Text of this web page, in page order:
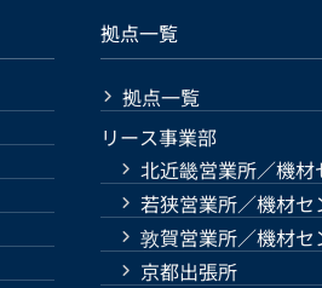
拠点一覧
拠点一覧
リース事業部
北近畿営業所／機
若狭営業所／機材セ
敦賀営業所／機材セ
京都出張所